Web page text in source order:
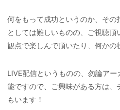
何をもって成功というのか、そ
としては難しいものの、ご視聴
観点で楽しんで頂いたり、何かの
LIVE配信というものの、勿論ア
能ですので、ご興味がある方は、
もいます！